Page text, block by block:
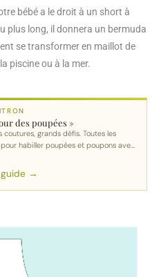
bébé a le droit à un short à
plus long, il donnera un bermuda
se transformer en maillot de
piscine ou à la mer.
des poupées »
grands défis. Toutes les
habiller poupées et poupons avec
→